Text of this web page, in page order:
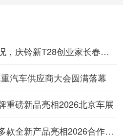
，庆铃新T28创业家长春上
汽车供应商大会圆满落幕
重磅新品亮相2026北京车展
款全新产品亮相2026合作伙